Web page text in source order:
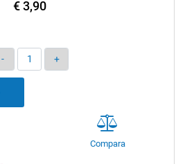
€ 3,90
Quantità
Compara